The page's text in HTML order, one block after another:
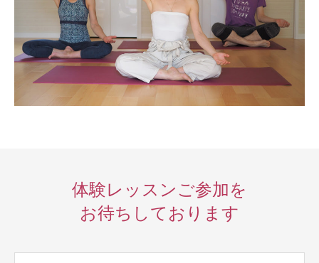
体験レッスンご参加を
お待ちしております